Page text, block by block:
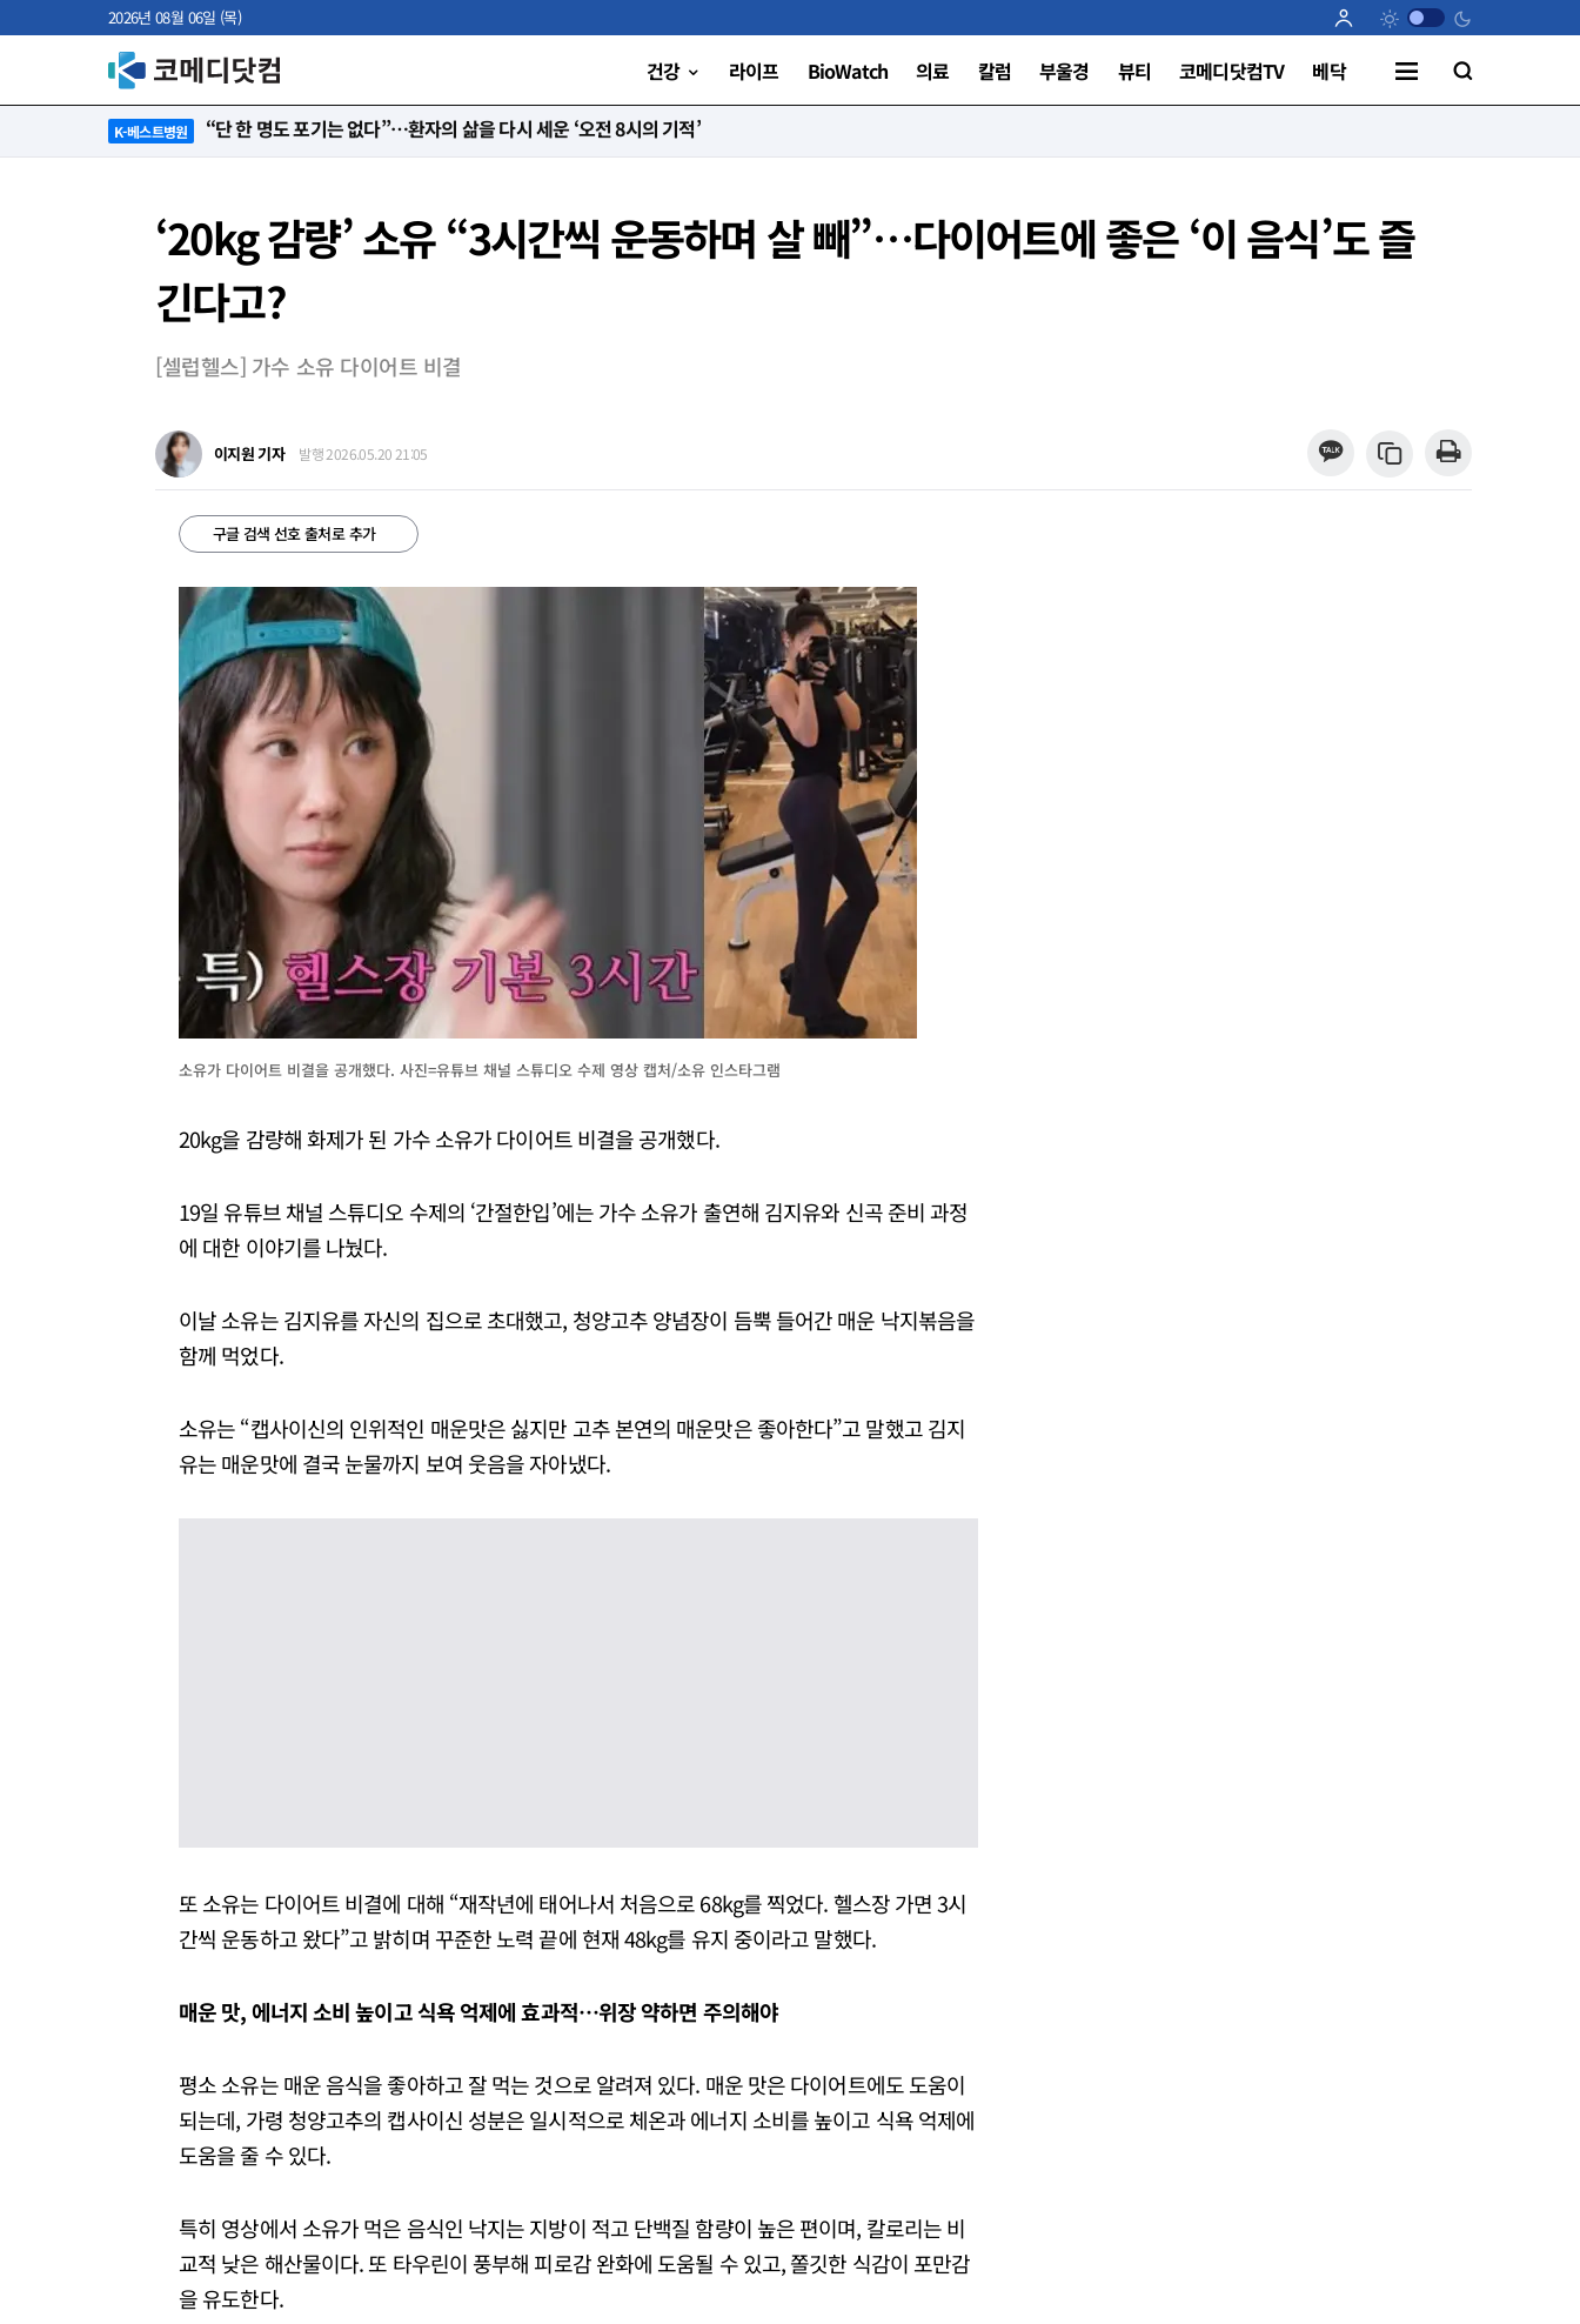
2026년 08월 06일 (목)
건강 라이프 BioWatch 의료 칼럼 부울경 뷰티 코메디닷컴TV 베닥
K-베스트병원 “단 한 명도 포기는 없다”…환자의 삶을 다시 세운 ‘오전 8시의 기적’
‘20kg 감량’ 소유 “3시간씩 운동하며 살 빼”…다이어트에 좋은 ‘이 음식’도 즐
긴다고?
[셀럽헬스] 가수 소유 다이어트 비결
이지원 기자 발행 2026.05.20 21:05
구글 검색 선호 출처로 추가
소유가 다이어트 비결을 공개했다. 사진=유튜브 채널 스튜디오 수제 영상 캡처/소유 인스타그램
20kg을 감량해 화제가 된 가수 소유가 다이어트 비결을 공개했다.
19일 유튜브 채널 스튜디오 수제의 ‘간절한입’에는 가수 소유가 출연해 김지유와 신곡 준비 과정
에 대한 이야기를 나눴다.
이날 소유는 김지유를 자신의 집으로 초대했고, 청양고추 양념장이 듬뿍 들어간 매운 낙지볶음을
함께 먹었다.
소유는 “캡사이신의 인위적인 매운맛은 싫지만 고추 본연의 매운맛은 좋아한다”고 말했고 김지
유는 매운맛에 결국 눈물까지 보여 웃음을 자아냈다.
또 소유는 다이어트 비결에 대해 “재작년에 태어나서 처음으로 68kg를 찍었다. 헬스장 가면 3시
간씩 운동하고 왔다”고 밝히며 꾸준한 노력 끝에 현재 48kg를 유지 중이라고 말했다.
매운 맛, 에너지 소비 높이고 식욕 억제에 효과적…위장 약하면 주의해야
평소 소유는 매운 음식을 좋아하고 잘 먹는 것으로 알려져 있다. 매운 맛은 다이어트에도 도움이
되는데, 가령 청양고추의 캡사이신 성분은 일시적으로 체온과 에너지 소비를 높이고 식욕 억제에
도움을 줄 수 있다.
특히 영상에서 소유가 먹은 음식인 낙지는 지방이 적고 단백질 함량이 높은 편이며, 칼로리는 비
교적 낮은 해산물이다. 또 타우린이 풍부해 피로감 완화에 도움될 수 있고, 쫄깃한 식감이 포만감
을 유도한다.